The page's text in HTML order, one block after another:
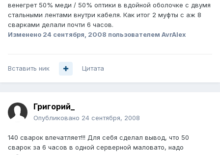
венегрет 50% меди / 50% оптики в вдойной оболочке с двумя
стальными лентами внутри кабеля. Как итог 2 муфты с аж 8
сварками делали почти 6 часов.
Изменено 24 сентября, 2008 пользователем AvrAlex
Вставить ник Цитата
Григорий_
Опубликовано 24 сентября, 2008
140 сварок впечатляет!!! Для себя сделал вывод, что 50
сварок за 6 часов в одной серверной маловато, надо